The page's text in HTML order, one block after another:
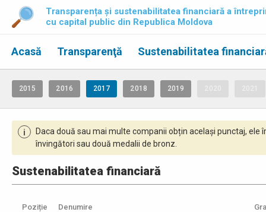
Transparența și sustenabilitatea financiară a
cu capital public din Republica Moldova
Acasă Transparenţă Sustenabilitatea
2015 2016 2017 2018 2019
i
Daca două sau mai multe companii obțin același punctaj,
învingători sau două medalii de bronz.
Sustenabilitatea financiară
Poziție Denumire